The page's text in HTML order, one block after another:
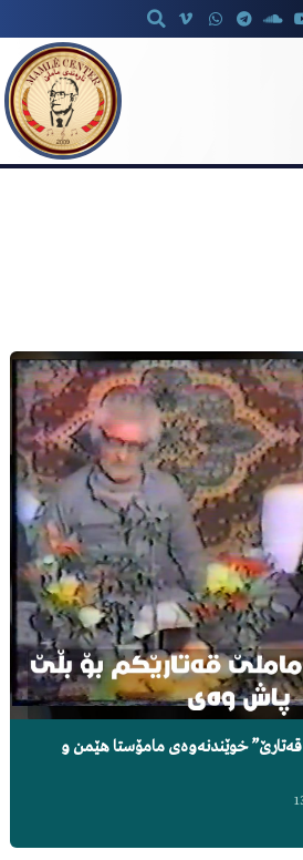
خوێندنەوەی مامۆستا هێمن و